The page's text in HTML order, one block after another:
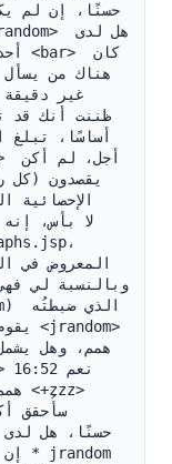
همم، وهل